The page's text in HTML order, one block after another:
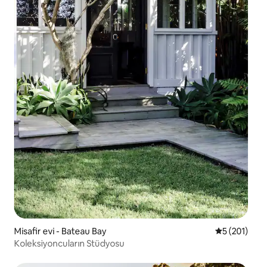
Misafir evi - Bateau Bay 55 (201)
Koleksiyoncuların Stüdyosu